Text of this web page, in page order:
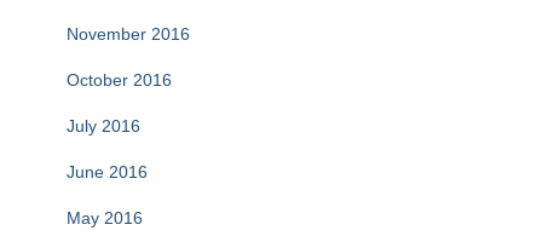
November 2016
October 2016
July 2016
June 2016
May 2016